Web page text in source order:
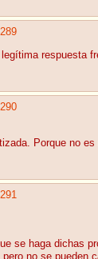
respuesta
Porque no
se haga dichas
no se pueden